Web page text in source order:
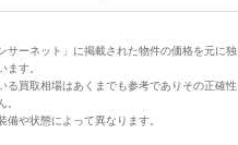
サーネット」に掲載された物件の価格を元に
ます。
る買取相場はあくまでも参考でありその正確
。
や状態によって異なります。